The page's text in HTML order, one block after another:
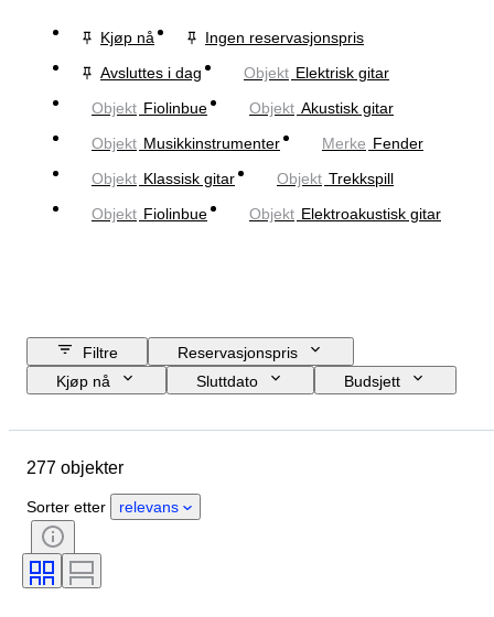
Kjøp nå
Ingen reservasjonspris
Avsluttes i dag
Objekt Elektrisk gitar
Objekt Fiolinbue Objekt Akustisk gitar
Objekt Musikkinstrumenter Merke Fender
Objekt Klassisk gitar Objekt Trekkspill
Objekt Fiolinbue Objekt Elektroakustisk gitar
Filtre
Reservasjonspris
Kjøp nå
Sluttdato
Budsjett
Tilstand
Stil
Testet og fungerer
277 objekter
Sorter etter relevans